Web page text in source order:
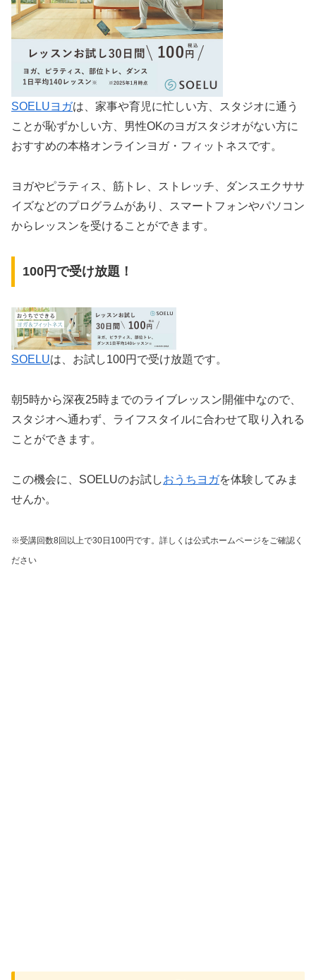
SOELUヨガは、家事や育児に忙しい方、スタジオに通う
ことが恥ずかしい方、男性OKのヨガスタジオがない方に
おすすめの本格オンラインヨガ・フィットネスです。
ヨガやピラティス、筋トレ、ストレッチ、ダンスエクササ
イズなどのプログラムがあり、スマートフォンやパソコン
からレッスンを受けることができます。
100円で受け放題！
SOELUは、お試し100円で受け放題です。
朝5時から深夜25時までのライブレッスン開催中なので、
スタジオへ通わず、ライフスタイルに合わせて取り入れる
ことができます。
この機会に、SOELUのお試しおうちヨガを体験してみま
せんか。
※受講回数8回以上で30日100円です。 詳しくは公式ホームページをご確認く
ださい